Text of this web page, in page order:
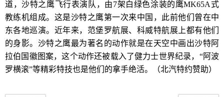
道，沙特之鹰飞行表演队，由7架白绿色涂装的鹰MK65A式
教练机组成。这是沙特之鹰第一次来中国，此前他们曾在中
东各地巡演。近年来，范堡罗航展、科威特航展上都有他们
的身影。沙特之鹰最为著名的动作就是在天空中画出沙特阿
拉伯国徽图案，这个动作还被载入了健力士世界纪录，“阿波
罗横滚”等精彩特技也是他们的拿手绝活。（北汽特约赞助）